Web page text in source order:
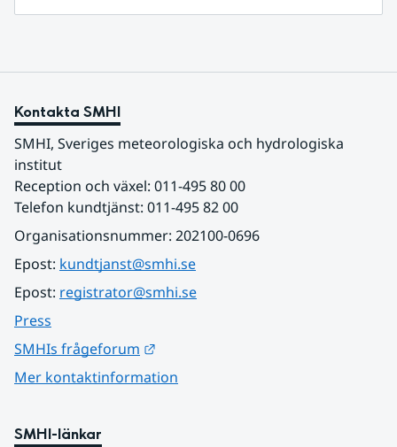
Kontakta SMHI
SMHI, Sveriges meteorologiska och hydrologiska
institut
Reception och växel: 011-495 80 00
Telefon kundtjänst: 011-495 82 00
Organisationsnummer: 202100-0696
Epost: kundtjanst@smhi.se
Epost: registrator@smhi.se
Press
SMHIs frågeforum
Mer kontaktinformation
SMHI-länkar